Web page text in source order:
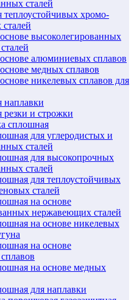
сталей
теплоустойчивых хромо-
высоколегированных
алюминиевых сплавов
медных сплавов
никелевых сплавов для
наплавки
резки и строжки
сплошная
для углеродистых и
сталей
для высокопрочных
сталей
для теплоустойчивых
сталей
на основе
нержавеющих сталей
на основе никелевых
на основе
на основе медных
для наплавки